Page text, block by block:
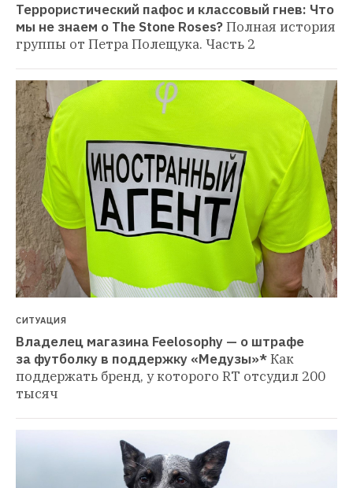
Террористический пафос и классовый гнев: Что
мы не знаем о The Stone Roses?Полная история
группы от Петра Полещука. Часть 2
СИТУАЦИЯ
Владелец магазина Feelosophy — о штрафе
за футболку в поддержку «Медузы»*Как
поддержать бренд, у которого RT отсудил 200
тысяч